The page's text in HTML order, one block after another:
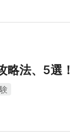
略法、5選！